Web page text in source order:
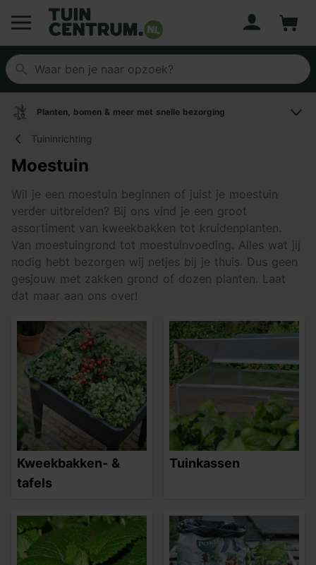
Logo Tuincentrum.nl
Planten, bomen & meer met snelle bezorging
Tuininrichting
Moestuin
Wil je een moestuin beginnen of juist je moestuin
verder uitbreiden? Bij ons vind je een groot
assortiment van kweekbakken tot kruidenplanten.
Van moestuingrond tot moestuinvoeding. Alles wat jij
nodig hebt bezorgen wij netjes bij je thuis. Dus geen
gesjouw met zakken grond of dozen planten. Laat
dat maar aan ons over!
Kweekbakken- &
tafels
Tuinkassen